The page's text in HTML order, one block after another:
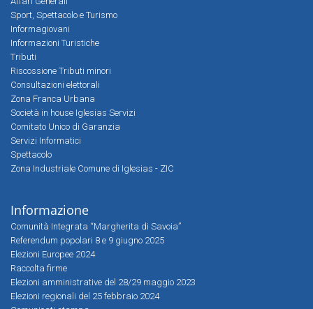
Sport, Spettacolo e Turismo
Informagiovani
Informazioni Turistiche
Tributi
Riscossione Tributi minori
Consultazioni elettorali
Zona Franca Urbana
Società in house Iglesias Servizi
Comitato Unico di Garanzia
Servizi Informatici
Spettacolo
Zona Industriale Comune di Iglesias - ZIC
Informazione
Comunità Integrata “Margherita di Savoia”
Referendum popolari 8 e 9 giugno 2025
Elezioni Europee 2024
Raccolta firme
Elezioni amministrative del 28/29 maggio 2023
Elezioni regionali del 25 febbraio 2024